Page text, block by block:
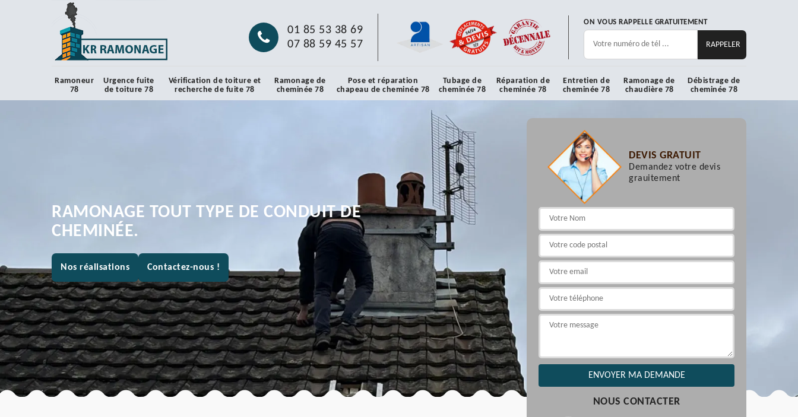
01 85 53 38 69
07 88 59 45 57
ON VOUS RAPPELLE GRATUITEMENT
Ramoneur
78
Urgence fuite
de toiture 78
Vérification de toiture et
recherche de fuite 78
Ramonage de
cheminée 78
Pose et réparation
chapeau de cheminée 78
Tubage de
cheminée 78
Réparation de
cheminée 78
Entretien de
cheminée 78
Ramonage de
chaudière 78
Débistrage de
cheminée 78
RAMONAGE TOUT TYPE DE CONDUIT DE
CHEMINÉE.
Nos réalisations Contactez-nous !
DEVIS GRATUIT
Demandez votre devis
grauitement
NOUS CONTACTER